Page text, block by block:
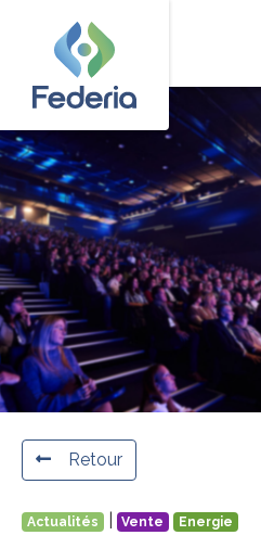
Retour
Actualités | Vente Energie